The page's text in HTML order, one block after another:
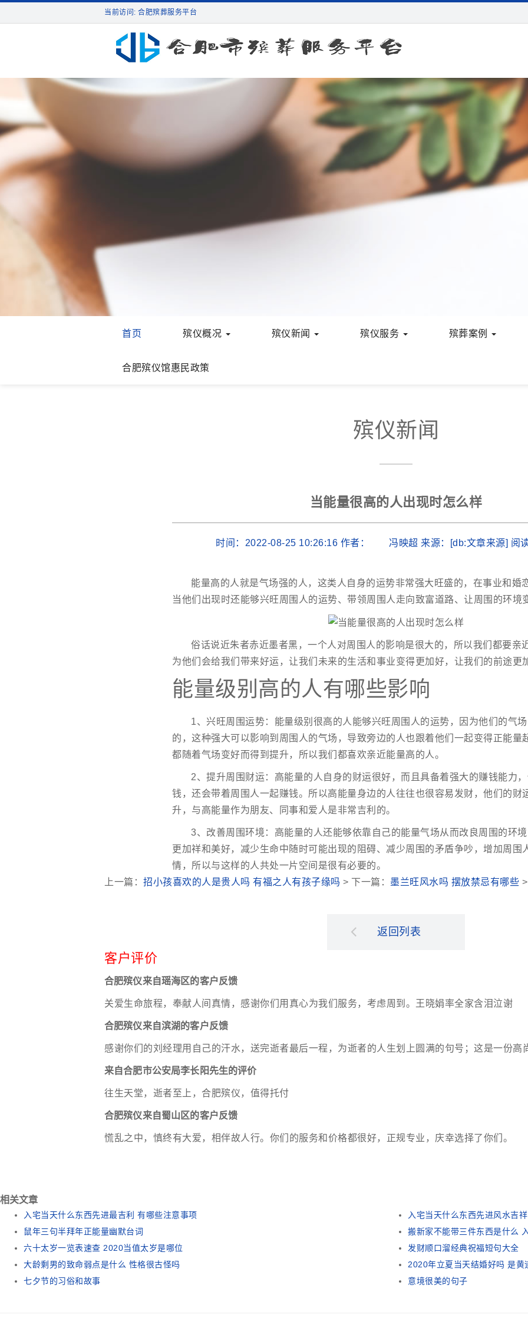
当前访问: 合肥殡葬服务平台
首页 殡仪概况 殡仪新闻 殡仪服务 殡葬案例
合肥殡仪馆惠民政策
殡仪新闻
当能量很高的人出现时怎么样
时间：2022-08-25 10:26:16 作者： 冯映超 来源：[db:文章来源] 阅
能量高的人就是气场强的人，这类人自身的运势非常强大旺盛的，在事业和婚
当他们出现时还能够兴旺周围人的运势、带领周围人走向致富道路、让周围的环境
俗话说近朱者赤近墨者黑，一个人对周围人的影响是很大的，所以我们都要亲
为他们会给我们带来好运，让我们未来的生活和事业变得更加好，让我们的前途更
能量级别高的人有哪些影响
1、兴旺周围运势：能量级别很高的人能够兴旺周围人的运势，因为他们的气
的，这种强大可以影响到周围人的气场，导致旁边的人也跟着他们一起变得正能量
都随着气场变好而得到提升，所以我们都喜欢亲近能量高的人。
2、提升周围财运：高能量的人自身的财运很好，而且具备着强大的赚钱能力
钱，还会带着周围人一起赚钱。所以高能量身边的人往往也很容易发财，他们的财
升，与高能量作为朋友、同事和爱人是非常吉利的。
3、改善周围环境：高能量的人还能够依靠自己的能量气场从而改良周围的环
更加祥和美好，减少生命中随时可能出现的阻碍、减少周围的矛盾争吵，增加周围
情，所以与这样的人共处一片空间是很有必要的。
上一篇： 招小孩喜欢的人是贵人吗 有福之人有孩子缘吗 > 下一篇： 墨兰旺风水吗 摆放禁忌有哪些 >
返回列表
客户评价
合肥殡仪来自瑶海区的客户反馈
关爱生命旅程，奉献人间真情，感谢你们用真心为我们服务，考虑周到。王晓娟率全家含泪泣谢
合肥殡仪来自滨湖的客户反馈
感谢你们的刘经理用自己的汗水，送完逝者最后一程，为逝者的人生划上圆满的句号；这是一份
来自合肥市公安局李长阳先生的评价
往生天堂，逝者至上，合肥殡仪，值得托付
合肥殡仪来自蜀山区的客户反馈
慌乱之中，慎终有大爱，相伴故人行。你们的服务和价格都很好，正规专业，庆幸选择了你们。
相关文章
入宅当天什么东西先进最吉利 有哪些注意事项
入宅当天什么东西先进风水吉祥
鼠年三句半拜年正能量幽默台词
搬新家不能带三件东西是什么
六十太岁一览表速查 2020当值太岁是哪位
发财顺口溜经典祝福短句大全
大龄剩男的致命弱点是什么 性格很古怪吗
2020年立夏当天结婚好吗 是黄
七夕节的习俗和故事
意境很美的句子